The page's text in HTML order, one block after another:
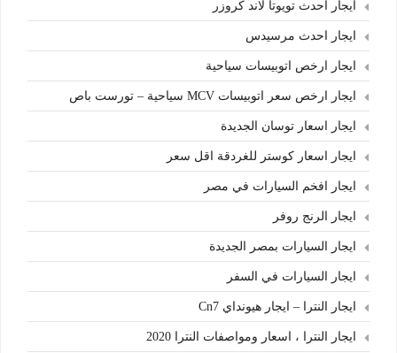
ايجار احدث تويوتا لاند كروزر
ايجار احدث مرسيدس
ايجار ارخص اتوبيسات سياحية
ايجار ارخص سعر اتوبيسات MCV سياحية – تورست باص
ايجار اسعار توسان الجديدة
ايجار اسعار كوستر للغردقة اقل سعر
ايجار افخم السيارات في مصر
ايجار الرنج روفر
ايجار السيارات بمصر الجديدة
ايجار السيارات في السفر
ايجار النترا – ايجار هيونداي Cn7
ايجار النترا ، اسعار ومواصفات النترا 2020